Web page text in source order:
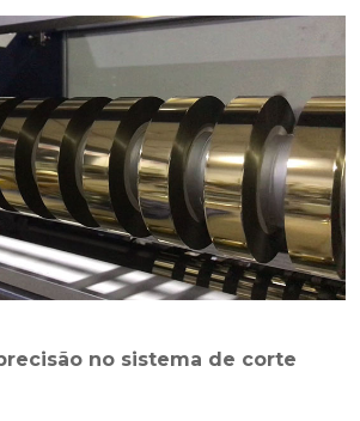
no sistema de corte